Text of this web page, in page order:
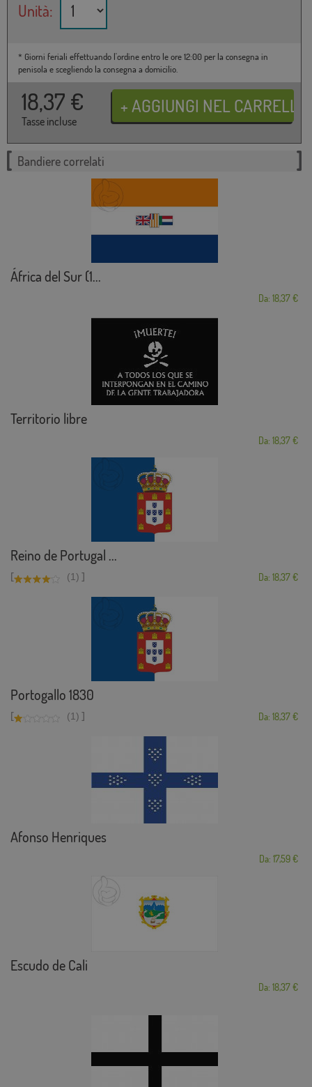
Unità:
* Giorni feriali effettuando l'ordine entro le ore 12:00 per la consegna in
penisola e scegliendo la consegna a domicilio.
18,37 €
Tasse incluse
Bandiere correlati
África del Sur (1...
Da: 18,37 €
Territorio libre
Da: 18,37 €
Reino de Portugal ...
[ (1) ] Da: 18,37 €
Portogallo 1830
[ (1) ] Da: 18,37 €
Afonso Henriques
Da: 17,59 €
Escudo de Cali
Da: 18,37 €